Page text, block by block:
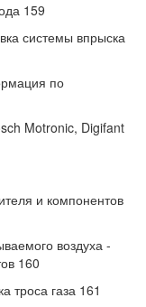
159
системы впрыска
по
Motronic, Digifant
и компонентов
воздуха -
160
троса газа 161